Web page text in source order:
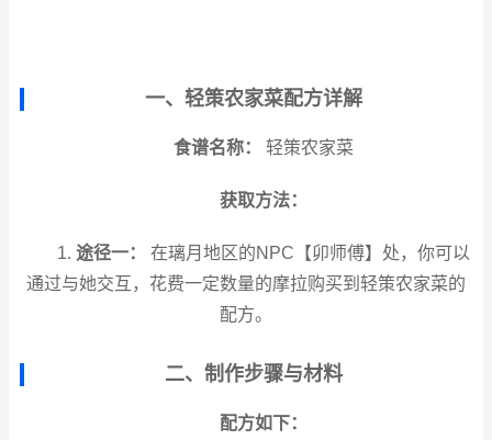
一、轻策农家菜配方详解
食谱名称： 轻策农家菜
获取方法：
1. 途径一：
在璃月地区的NPC【卯师傅】处，你可以
通过与她交互，花费一定数量的摩拉购买到轻策农家菜的
配方。
二、制作步骤与材料
配方如下：